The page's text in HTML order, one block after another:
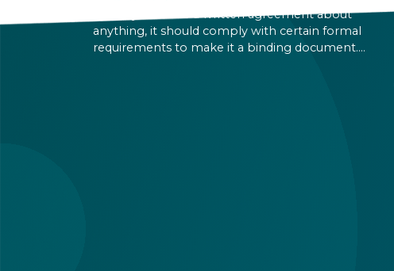
When you make a written agreement about
anything, it should comply with certain formal
requirements to make it a binding document.